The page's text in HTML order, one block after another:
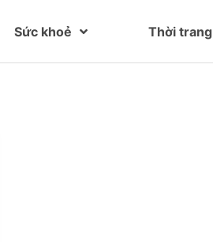
Sức khoẻ Thời trang